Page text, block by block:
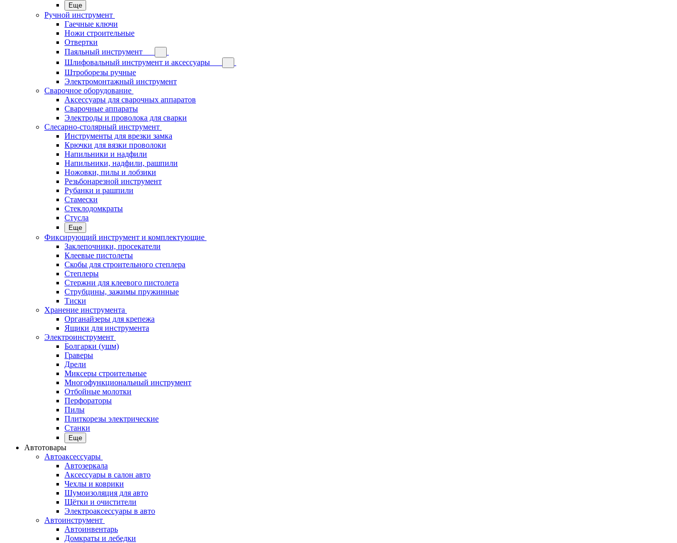
Еще
Ручной инструмент
Гаечные ключи
Ножи строительные
Отвертки
Паяльный инструмент
Шлифовальный инструмент и аксессуары
Штроборезы ручные
Электромонтажный инструмент
Сварочное оборудование
Аксессуары для сварочных аппаратов
Сварочные аппараты
Электроды и проволока для сварки
Слесарно-столярный инструмент
Инструменты для врезки замка
Крючки для вязки проволоки
Напильники и надфили
Напильники, надфили, рашпили
Ножовки, пилы и лобзики
Резьбонарезной инструмент
Рубанки и рашпили
Стамески
Стеклодомкраты
Стусла
Еще
Фиксирующий инструмент и комплектующие
Заклепочники, просекатели
Клеевые пистолеты
Скобы для строительного степлера
Степлеры
Стержни для клеевого пистолета
Струбцины, зажимы пружинные
Тиски
Хранение инструмента
Органайзеры для крепежа
Ящики для инструмента
Электроинструмент
Болгарки (ушм)
Граверы
Дрели
Миксеры строительные
Многофункциональный инструмент
Отбойные молотки
Перфораторы
Пилы
Плиткорезы электрические
Станки
Еще
Автотовары
Автоаксессуары
Автозеркала
Аксессуары в салон авто
Чехлы и коврики
Шумоизоляция для авто
Щётки и очистители
Электроаксессуары в авто
Автоинструмент
Автоинвентарь
Домкраты и лебедки